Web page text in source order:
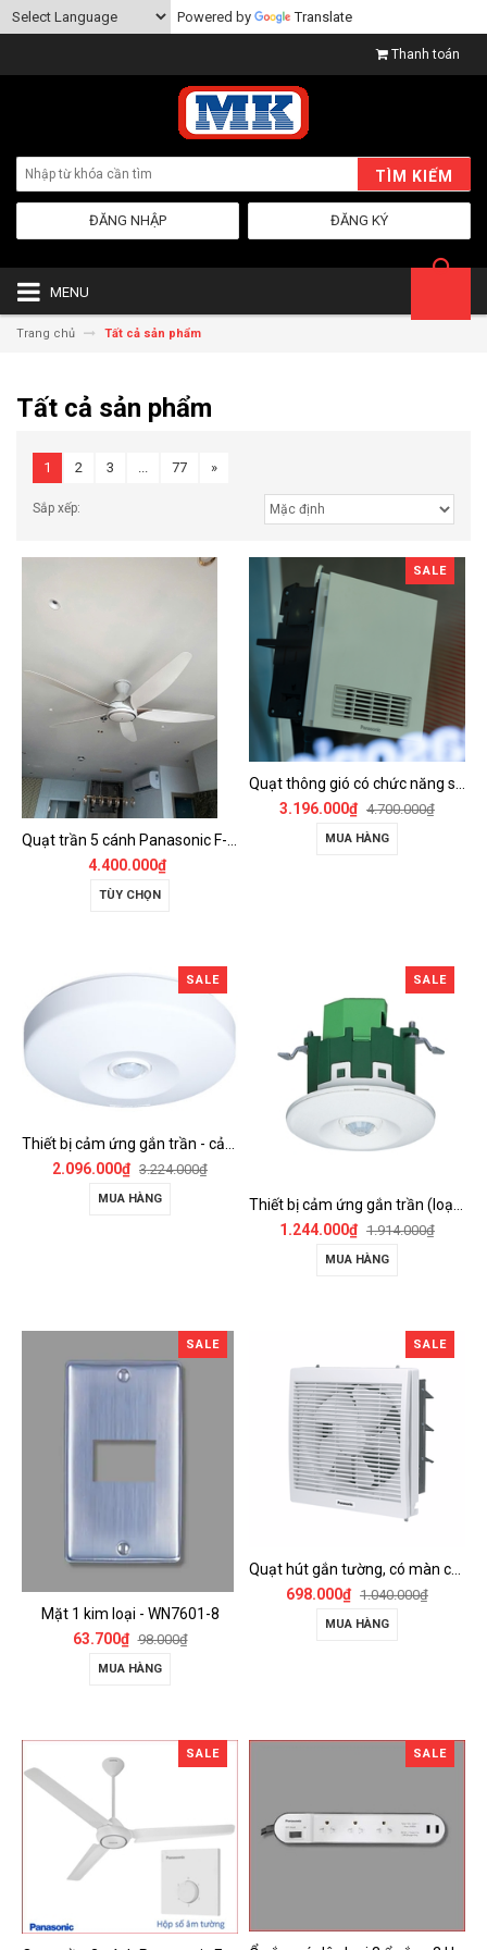
Powered by Translate
Thanh toán
TÌM KIẾM
ĐĂNG KÝ
ĐĂNG NHẬP
MENU
Trang chủ Tất cả sản phẩm
Tất cả sản phẩm
Sắp xếp:
1 2 3 ... 77 »
4.400.000₫
TÙY CHỌN
SALE
Quạt thông gió có chức năng sưởi ấm, dùng cho phòng tắm - FV-30BZ1
3.196.000₫ 4.700.000₫
MUA HÀNG
SALE
2.096.000₫ 3.224.000₫
MUA HÀNG
SALE
1.244.000₫ 1.914.000₫
MUA HÀNG
SALE
Mặt 1 kim loại - WN7601-8
63.700₫ 98.000₫
MUA HÀNG
SALE
698.000₫ 1.040.000₫
MUA HÀNG
SALE SALE